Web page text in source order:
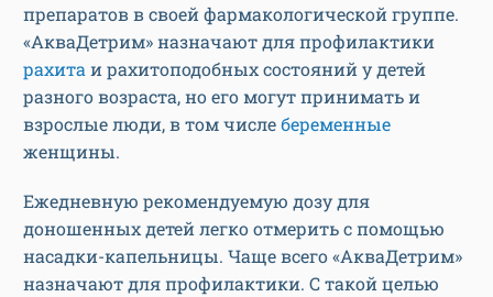
препаратов в своей фармакологической группе.
«АкваДетрим» назначают для профилактики
рахитаи рахитоподобных состояний у детей
разного возраста, но его могут принимать и
взрослые люди, в том числебеременные
женщины.
Ежедневную рекомендуемую дозу для
доношенных детей легко отмерить с помощью
насадки-капельницы. Чаще всего «АкваДетрим»
назначают для профилактики. С такой целью